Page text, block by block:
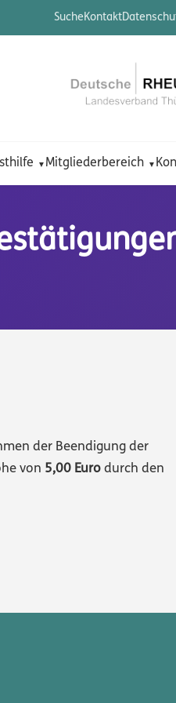
SucheKontakt
Mitgliederbereich
der Beendigung der
von 5,00 Euro durch den